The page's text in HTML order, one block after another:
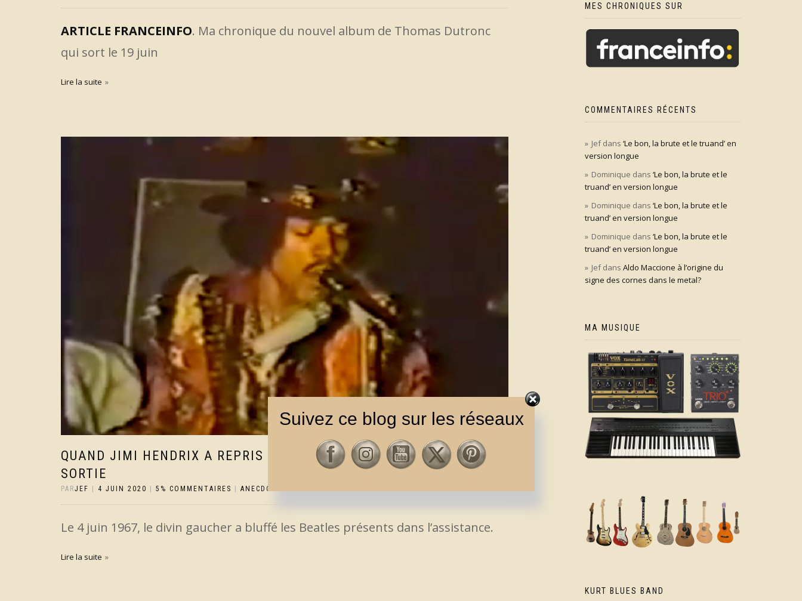
ARTICLE FRANCEINFO. Ma chronique du nouvel album de Thomas Dutronc
qui sort le 19 juin
Lire la suite
QUAND JIMI HENDRIX A REPRIS ”SGT. PEPPER” 2 JOURS APRÈS SA
SORTIE
PARJEF 4 JUIN 2020 5% COMMENTAIRES ANECDOTES
Le 4 juin 1967, le divin gaucher a bluffé les Beatles présents dans l’assistance.
Lire la suite
MES CHRONIQUES SUR
COMMENTAIRES RÉCENTS
Jefdans ‘Le bon, la brute et le truand’ en
version longue
Dominique dans ‘Le bon, la brute et le
truand’ en version longue
Dominique dans ‘Le bon, la brute et le
truand’ en version longue
Dominique dans ‘Le bon, la brute et le
truand’ en version longue
Jefdans Aldo Maccione à l’origine du
signe des cornes dans le metal?
MA MUSIQUE
KURT BLUES BAND
Suivez ce blog sur les réseaux